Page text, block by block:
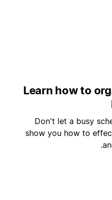
Learn how
Don't let a
show you how to